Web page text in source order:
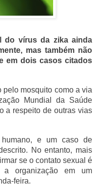
do vírus da zika ainda
mas também não
em dois casos citados
pelo mosquito como a via
Mundial da Saúde
a respeito de outras vias
e um caso de
No entanto, mais
se o contato sexual é
organização em um
feira.